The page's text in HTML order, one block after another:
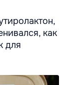
как
для